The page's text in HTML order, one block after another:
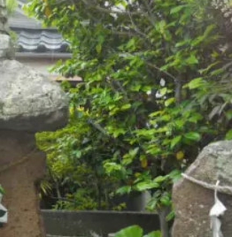
書籍・雑誌出版
チャレンジ
CAMPFIRE for Social
CAMPFIREふるさと納税